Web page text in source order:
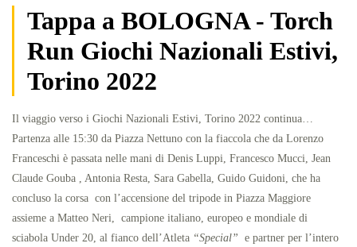
Tappa a BOLOGNA - Torch
Run Giochi Nazionali Estivi,
Torino 2022
Il viaggio verso i Giochi Nazionali Estivi, Torino 2022 continua…
Partenza alle 15:30 da Piazza Nettuno con la fiaccola che da Lorenzo
Franceschi è passata nelle mani di Denis Luppi, Francesco Mucci, Jean
Claude Gouba , Antonia Resta, Sara Gabella, Guido Guidoni, che ha
concluso la corsa con l’accensione del tripode in Piazza Maggiore
assieme a Matteo Neri, campione italiano, europeo e mondiale di
sciabola Under 20, al fianco dell’Atleta “Special” e partner per l’intero